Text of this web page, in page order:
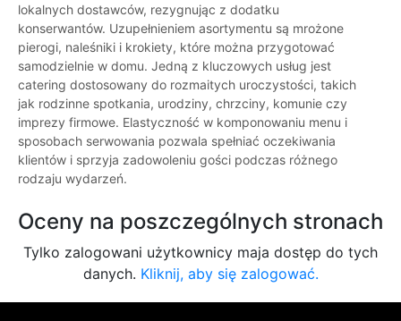
lokalnych dostawców, rezygnując z dodatku
konserwantów. Uzupełnieniem asortymentu są mrożone
pierogi, naleśniki i krokiety, które można przygotować
samodzielnie w domu. Jedną z kluczowych usług jest
catering dostosowany do rozmaitych uroczystości, takich
jak rodzinne spotkania, urodziny, chrzciny, komunie czy
imprezy firmowe. Elastyczność w komponowaniu menu i
sposobach serwowania pozwala spełniać oczekiwania
klientów i sprzyja zadowoleniu gości podczas różnego
rodzaju wydarzeń.
Oceny na poszczególnych stronach
Tylko zalogowani użytkownicy maja dostęp do tych
danych. Kliknij, aby się zalogować.